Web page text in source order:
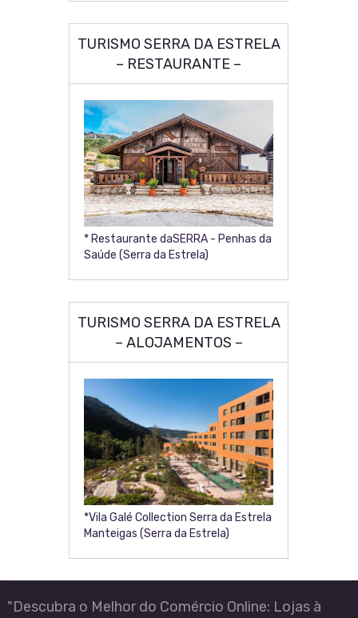
TURISMO SERRA DA ESTRELA
– RESTAURANTE –
* Restaurante daSERRA - Penhas da
Saúde (Serra da Estrela)
TURISMO SERRA DA ESTRELA
– ALOJAMENTOS –
*Vila Galé Collection Serra da Estrela
Manteigas (Serra da Estrela)
"Descubra o Melhor do Comércio Online: Lojas à